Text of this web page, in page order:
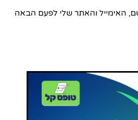
האימייל והאתר שלי לפעם הבאה